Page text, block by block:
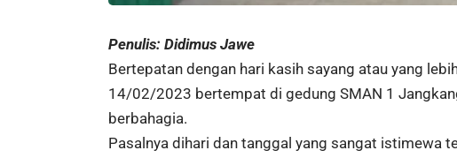
Penulis: Didimus Jawe
Bertepatan dengan hari kasih sayang atau yang
14/02/2023 bertempat di gedung SMAN 1
berbahagia.
Pasalnya dihari dan tanggal yang sangat istimewa